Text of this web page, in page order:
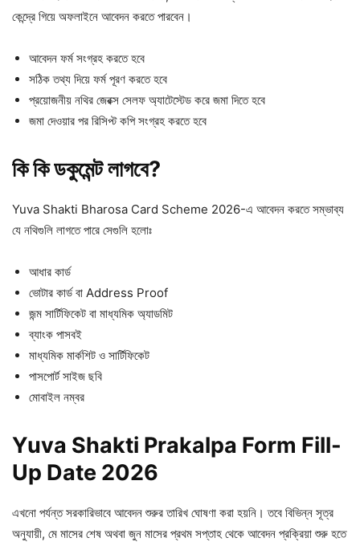
কেন্দ্রে গিয়ে অফলাইনে আবেদন করতে পারবেন।
আবেদন ফর্ম সংগ্রহ করতে হবে
সঠিক তথ্য দিয়ে ফর্ম পূরণ করতে হবে
প্রয়োজনীয় নথির জেরক্স সেলফ অ্যাটেস্টেড করে জমা দিতে হবে
জমা দেওয়ার পর রিসিপ্ট কপি সংগ্রহ করতে হবে
কি কি ডকুমেন্ট লাগবে?
Yuva Shakti Bharosa Card Scheme 2026-এ আবেদন করতে সম্ভাব্য
যে নথিগুলি লাগতে পারে সেগুলি হলোঃ
আধার কার্ড
ভোটার কার্ড বা Address Proof
জন্ম সার্টিফিকেট বা মাধ্যমিক অ্যাডমিট
ব্যাংক পাসবই
মাধ্যমিক মার্কশিট ও সার্টিফিকেট
পাসপোর্ট সাইজ ছবি
মোবাইল নম্বর
Yuva Shakti Prakalpa Form Fill-
Up Date 2026
এখনো পর্যন্ত সরকারিভাবে আবেদন শুরুর তারিখ ঘোষণা করা হয়নি। তবে বিভিন্ন সূত্র
অনুযায়ী, মে মাসের শেষ অথবা জুন মাসের প্রথম সপ্তাহ থেকে আবেদন প্রক্রিয়া শুরু হতে